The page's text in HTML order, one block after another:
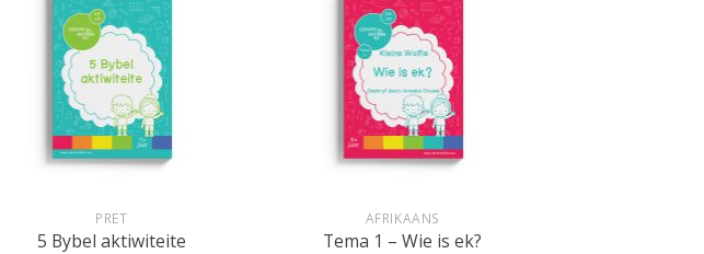
PRET
5 Bybel aktiwiteite
AFRIKAANS
Tema 1 – Wie is ek?